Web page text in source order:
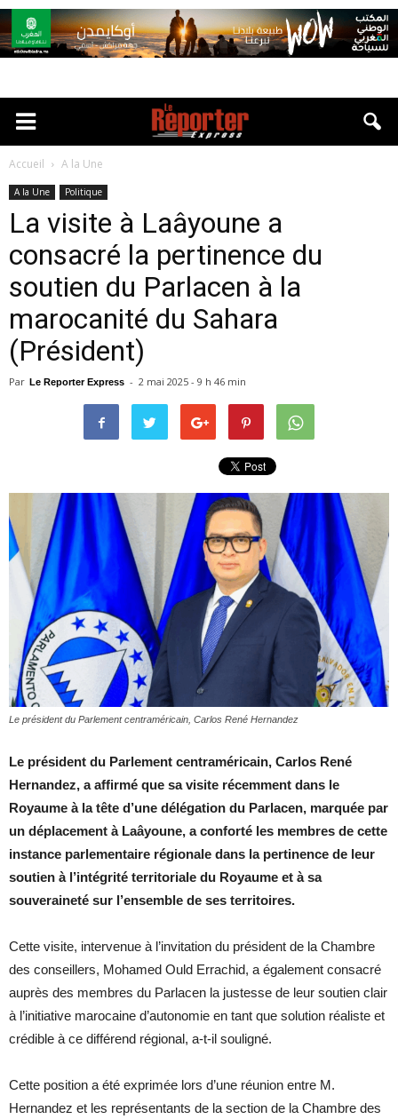
Accueil A la Une
A la Une Politique
La visite à Laâyoune a
consacré la pertinence du
soutien du Parlacen à la
marocanité du Sahara
(Président)
Par Le Reporter Express - 2 mai 2025 - 9 h 46 min
Le président du Parlement centraméricain, Carlos René Hernandez
Le président du Parlement centraméricain, Carlos René
Hernandez, a affirmé que sa visite récemment dans le
Royaume à la tête d’une délégation du Parlacen, marquée par
un déplacement à Laâyoune, a conforté les membres de cette
instance parlementaire régionale dans la pertinence de leur
soutien à l’intégrité territoriale du Royaume et à sa
souveraineté sur l’ensemble de ses territoires.
Cette visite, intervenue à l’invitation du président de la Chambre
des conseillers, Mohamed Ould Errachid, a également consacré
auprès des membres du Parlacen la justesse de leur soutien clair
à l’initiative marocaine d’autonomie en tant que solution réaliste et
crédible à ce différend régional, a-t-il souligné.
Cette position a été exprimée lors d’une réunion entre M.
Hernandez et les représentants de la section de la Chambre des